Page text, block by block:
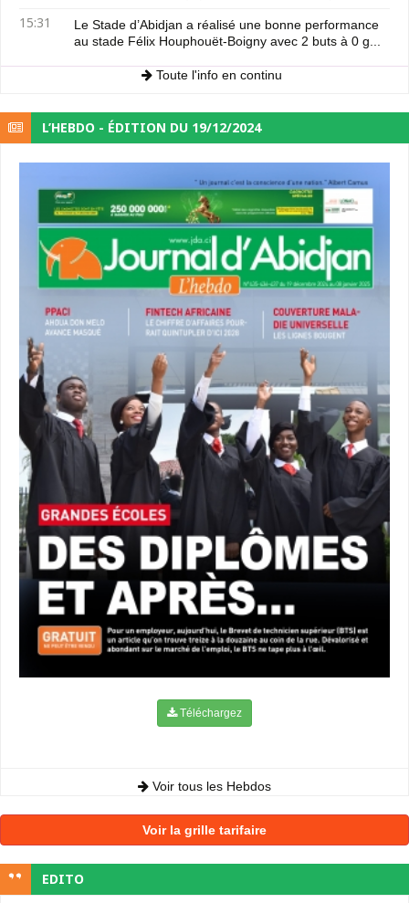
15:31
Le Stade d’Abidjan a réalisé une bonne performance
au stade Félix Houphouët-Boigny avec 2 buts à 0 g...
Toute l'info en continu
L’HEBDO - ÉDITION DU 19/12/2024
Téléchargez
Voir tous les Hebdos
Voir la grille tarifaire
EDITO